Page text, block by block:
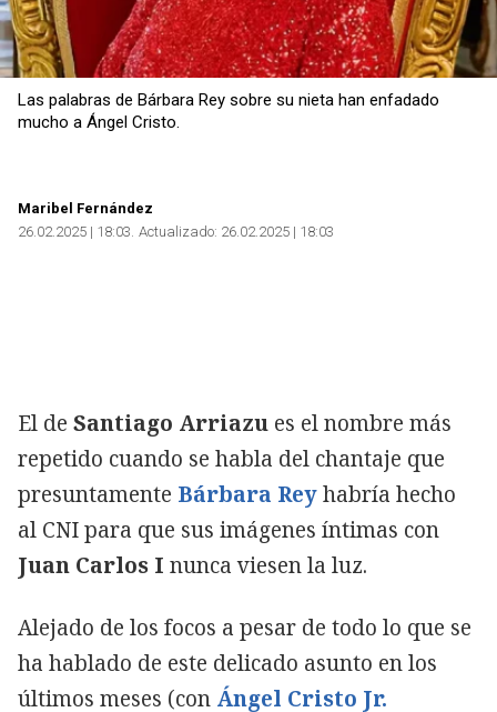
Las palabras de Bárbara Rey sobre su nieta han enfadado
mucho a Ángel Cristo.
Maribel Fernández
26.02.2025 | 18:03 Actualizado: 26.02.2025 | 18:03
El de Santiago Arriazu es el nombre más
repetido cuando se habla del chantaje que
presuntamente Bárbara Reyhabría hecho
al CNI para que sus imágenes íntimas con
Juan Carlos I nunca viesen la luz.
Alejado de los focos a pesar de todo lo que se
ha hablado de este delicado asunto en los
últimos meses (con Ángel Cristo Jr.